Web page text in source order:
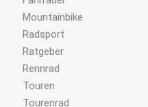
Mountainbike
Radsport
Ratgeber
Rennrad
Touren
Tourenrad